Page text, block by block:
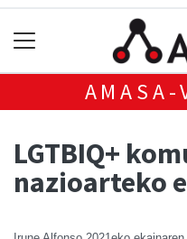
AMASA-
LGTBIQ+
nazioarteko